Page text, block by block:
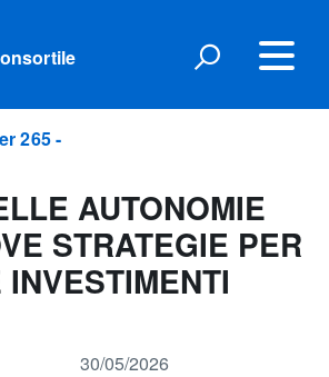
265 -
AUTONOMIE
STRATEGIE PER
30/05/2026